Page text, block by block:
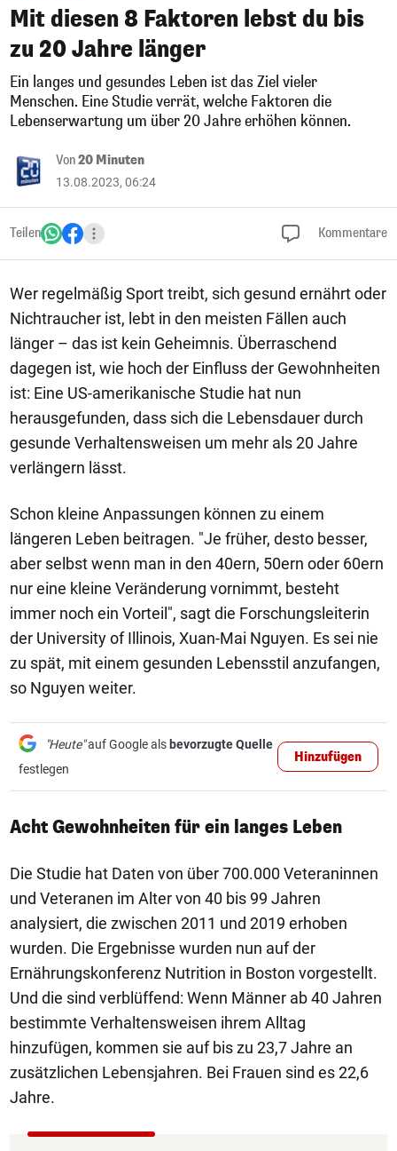
Mit diesen 8 Faktoren lebst du bis
zu 20 Jahre länger
Ein langes und gesundes Leben ist das Ziel vieler
Menschen. Eine Studie verrät, welche Faktoren die
Lebenserwartung um über 20 Jahre erhöhen können.
Von20 Minuten
13.08.2023, 06:24
Teilen Kommentare
Wer regelmäßig Sport treibt, sich gesund ernährt oder
Nichtraucher ist, lebt in den meisten Fällen auch
länger – das ist kein Geheimnis. Überraschend
dagegen ist, wie hoch der Einfluss der Gewohnheiten
ist: Eine US-amerikanische Studie hat nun
herausgefunden, dass sich die Lebensdauer durch
gesunde Verhaltensweisen um mehr als 20 Jahre
verlängern lässt.
Schon kleine Anpassungen können zu einem
längeren Leben beitragen. "Je früher, desto besser,
aber selbst wenn man in den 40ern, 50ern oder 60ern
nur eine kleine Veränderung vornimmt, besteht
immer noch ein Vorteil", sagt die Forschungsleiterin
der University of Illinois, Xuan-Mai Nguyen. Es sei nie
zu spät, mit einem gesunden Lebensstil anzufangen,
so Nguyen weiter.
"Heute"auf Google als bevorzugte Quelle
festlegen
Hinzufügen
Acht Gewohnheiten für ein langes Leben
Die Studie hat Daten von über 700.000 Veteraninnen
und Veteranen im Alter von 40 bis 99 Jahren
analysiert, die zwischen 2011 und 2019 erhoben
wurden. Die Ergebnisse wurden nun auf der
Ernährungskonferenz Nutrition in Boston vorgestellt.
Und die sind verblüffend: Wenn Männer ab 40 Jahren
bestimmte Verhaltensweisen ihrem Alltag
hinzufügen, kommen sie auf bis zu 23,7 Jahre an
zusätzlichen Lebensjahren. Bei Frauen sind es 22,6
Jahre.